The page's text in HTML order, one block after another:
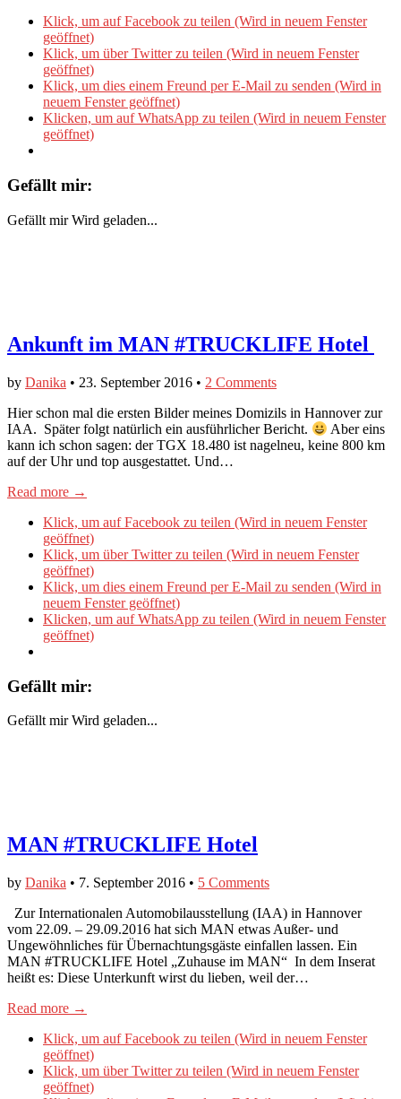
Klick, um auf Facebook zu teilen (Wird in neuem Fenster
geöffnet)
Klick, um über Twitter zu teilen (Wird in neuem Fenster
geöffnet)
Klick, um dies einem Freund per E-Mail zu senden (Wird in
neuem Fenster geöffnet)
Klicken, um auf WhatsApp zu teilen (Wird in neuem Fenster
geöffnet)
Gefällt mir:
Gefällt mir Wird geladen...
Ankunft im MAN #TRUCKLIFE Hotel
by Danika • 23. September 2016 • 2 Comments
Hier schon mal die ersten Bilder meines Domizils in Hannover zur
IAA. Später folgt natürlich ein ausführlicher Bericht.
Aber eins
kann ich schon sagen: der TGX 18.480 ist nagelneu, keine 800 km
auf der Uhr und top ausgestattet. Und…
Read more →
Klick, um auf Facebook zu teilen (Wird in neuem Fenster
geöffnet)
Klick, um über Twitter zu teilen (Wird in neuem Fenster
geöffnet)
Klick, um dies einem Freund per E-Mail zu senden (Wird in
neuem Fenster geöffnet)
Klicken, um auf WhatsApp zu teilen (Wird in neuem Fenster
geöffnet)
Gefällt mir:
Gefällt mir Wird geladen...
MAN #TRUCKLIFE Hotel
by Danika • 7. September 2016 • 5 Comments
Zur Internationalen Automobilausstellung (IAA) in Hannover
vom 22.09. – 29.09.2016 hat sich MAN etwas Außer- und
Ungewöhnliches für Übernachtungsgäste einfallen lassen. Ein
MAN #TRUCKLIFE Hotel „Zuhause im MAN“ In dem Inserat
heißt es: Diese Unterkunft wirst du lieben, weil der…
Read more →
Klick, um auf Facebook zu teilen (Wird in neuem Fenster
geöffnet)
Klick, um über Twitter zu teilen (Wird in neuem Fenster
geöffnet)